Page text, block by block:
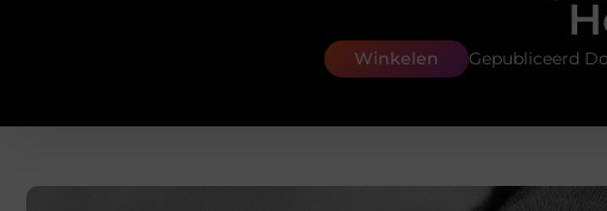
Winkelen Gepubliceerd